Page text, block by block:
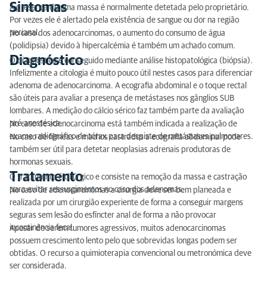
Sintomas
A presença de uma massa é normalmente detetada pelo proprietário.
Por vezes ele é alertado pela existência de sangue ou dor na região
perianal.
No caso dos adenocarcinomas, o aumento do consumo de água
(polidipsia) devido à hipercalcémia é também um achado comum.
Diagnóstico
O diagnóstico é conseguido mediante análise histopatológica (biópsia).
Infelizmente a citologia é muito pouco útil nestes casos para diferenciar
adenoma de adenocarcinoma. A ecografia abdominal e o toque rectal
são úteis para avaliar a presença de metástases nos gânglios SUB
lombares. A medição do cálcio sérico faz também parte da avaliação
pré-anestésica.
No caso de adenocarcinoma está também indicada a realização de
exame radiográfico de tórax para despiste de metástases pulmonares.
No caso de fêmeas e machos castrados a ecografia abdominal pode
também ser útil para detetar neoplasias adrenais produtoras de
hormonas sexuais.
Tratamento
O tratamento é cirúrgico e consiste na remoção da massa e castração
para evitar ressurgimentos no caso dos adenomas.
No caso de adenocarcinomas a cirurgia deve ser bem planeada e
realizada por um cirurgião experiente de forma a conseguir margens
seguras sem lesão do esfíncter anal de forma a não provocar
incontinência fecal.
Apesar de serem tumores agressivos, muitos adenocarcinomas
possuem crescimento lento pelo que sobrevidas longas podem ser
obtidas. O recurso a quimioterapia convencional ou metronómica deve
ser considerada.